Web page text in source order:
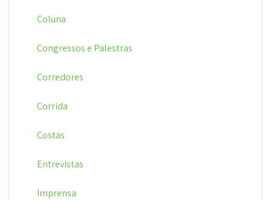
Coluna
Congressos e Palestras
Corredores
Corrida
Costas
Entrevistas
Imprensa